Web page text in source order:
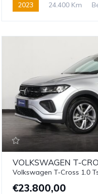
2023 24.400 Km
VOLKSWAGEN T-
Volkswagen T-Cross 1.0
€23.800,00